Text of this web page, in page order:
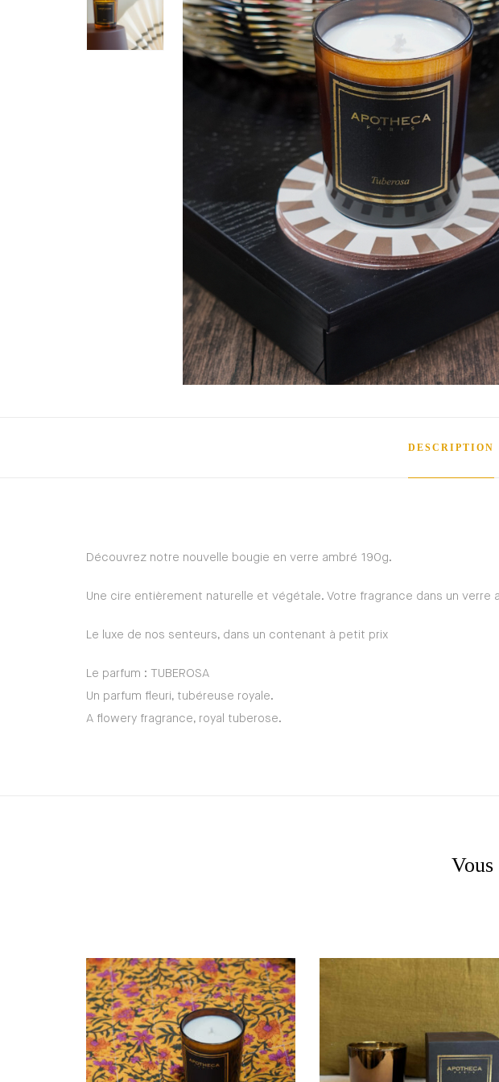
DESCRIPTION
Découvrez notre nouvelle bougie en verre ambré 190g.
Une cire entièrement naturelle et végétale. Votre fragrance dans un verre
Le luxe de nos senteurs, dans un contenant à petit prix
Le parfum : TUBEROSA
Un parfum fleuri, tubéreuse royale.
A flowery fragrance, royal tuberose.
Vous